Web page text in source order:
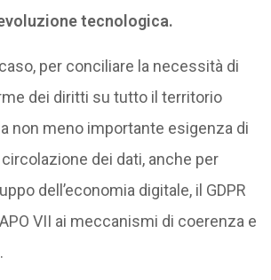
tecnologica.
per conciliare la necessità di
dei diritti su tutto il territorio
non meno importante esigenza di
dei dati, anche per
dell’economia digitale, il GDPR
VII ai meccanismi di coerenza e